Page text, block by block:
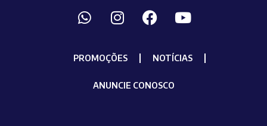
PROMOÇÕES NOTÍCIAS
ANUNCIE CONOSCO